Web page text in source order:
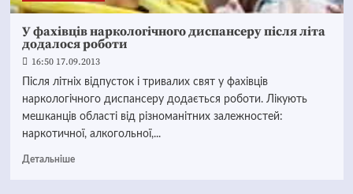
У фахівців наркологічного диспансеру після літа
додалося роботи
16:50 17.09.2013
Після літніх відпусток і тривалих свят у фахівців
наркологічного диспансеру додається роботи. Лікують
мешканців області від різноманітних залежностей:
наркотичної, алкогольної,...
Детальніше